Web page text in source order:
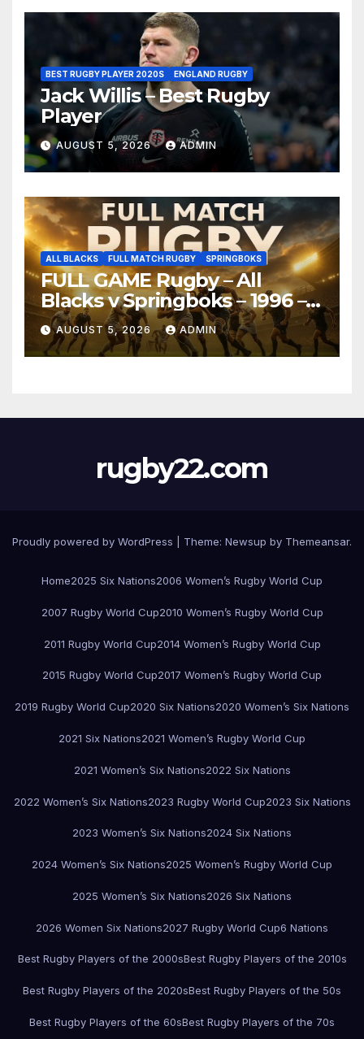
BEST RUGBY PLAYER 2020S ENGLAND RUGBY
Jack Willis – Best Rugby
Player
AUGUST 5, 2026 ADMIN
ALL BLACKS FULL MATCH RUGBY SPRINGBOKS
FULL GAME Rugby – All
Blacks v Springboks – 1996 –
Pretoria
AUGUST 5, 2026 ADMIN
rugby22.com
Proudly powered by WordPress Theme: Newsup by Themeansar.
Home2025 Six Nations2006 Women’s Rugby World Cup
2007 Rugby World Cup2010 Women’s Rugby World Cup
2011 Rugby World Cup2014 Women’s Rugby World Cup
2015 Rugby World Cup2017 Women’s Rugby World Cup
2019 Rugby World Cup2020 Six Nations2020 Women’s Six Nations
2021 Six Nations2021 Women’s Rugby World Cup
2021 Women’s Six Nations2022 Six Nations
2022 Women’s Six Nations2023 Rugby World Cup2023 Six Nations
2023 Women’s Six Nations2024 Six Nations
2024 Women’s Six Nations2025 Women’s Rugby World Cup
2025 Women’s Six Nations2026 Six Nations
2026 Women Six Nations2027 Rugby World Cup6 Nations
Best Rugby Players of the 2000sBest Rugby Players of the 2010s
Best Rugby Players of the 2020sBest Rugby Players of the 50s
Best Rugby Players of the 60sBest Rugby Players of the 70s